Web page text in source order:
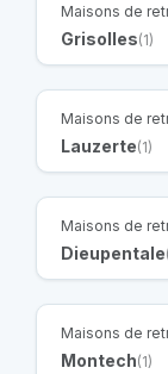
Maisons de
Grisolles(1)
Maisons de
Lauzerte(1)
Maisons de
Dieupentale
Maisons de
Montech(1)